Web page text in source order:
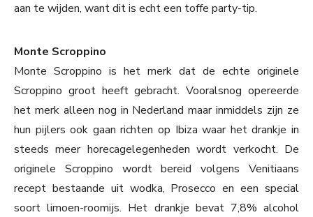
aan te wijden, want dit is echt een toffe party-tip.
Monte Scroppino
Monte Scroppino is het merk dat de echte originele
Scroppino groot heeft gebracht. Vooralsnog opereerde
het merk alleen nog in Nederland maar inmiddels zijn ze
hun pijlers ook gaan richten op Ibiza waar het drankje in
steeds meer horecagelegenheden wordt verkocht. De
originele Scroppino wordt bereid volgens Venitiaans
recept bestaande uit wodka, Prosecco en een special
soort limoen-roomijs. Het drankje bevat 7,8% alcohol